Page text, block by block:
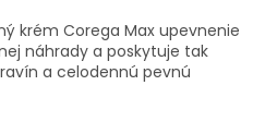
krém Corega Max upevnenie
náhrady a poskytuje tak
a celodennú pevnú